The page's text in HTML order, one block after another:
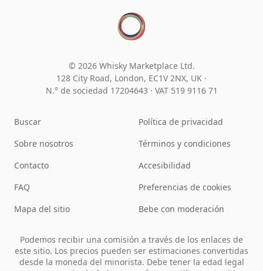
© 2026 Whisky Marketplace Ltd.
128 City Road, London, EC1V 2NX, UK ·
N.° de sociedad 17204643 · VAT 519 9116 71
Buscar
Sobre nosotros
Contacto
FAQ
Mapa del sitio
Política de privacidad
Términos y condiciones
Accesibilidad
Preferencias de cookies
Bebe con moderación
Podemos recibir una comisión a través de los enlaces de
este sitio. Los precios pueden ser estimaciones convertidas
desde la moneda del minorista. Debe tener la edad legal